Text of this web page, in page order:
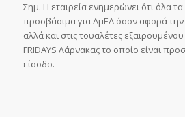
Σημ. Η εταιρεία ενημερώνει ότι όλα τα
προσβάσιμα για ΑμΕΑ όσον αφορά την
αλλά και στις τουαλέτες
FRIDAYS Λάρνακας το οποίο είναι
είσοδο.